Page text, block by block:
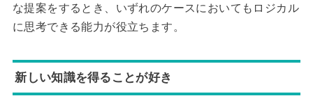
な提案をするとき、いずれのケースにおいてもロジカル
に思考できる能力が役立ちます。
新しい知識を得ることが好き